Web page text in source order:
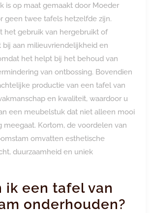
is op maat gemaakt door Moeder
geen twee tafels hetzelfde zijn.
het gebruik van hergebruikt of
aan milieuvriendelijkheid en
het helpt bij het behoud van
van ontbossing. Bovendien
productie van een tafel van
en kwaliteit, waardoor u
een meubelstuk dat niet alleen mooi
meegaat. Kortom, de voordelen van
omvatten esthetische
duurzaamheid en uniek
ik een tafel van
onderhouden?